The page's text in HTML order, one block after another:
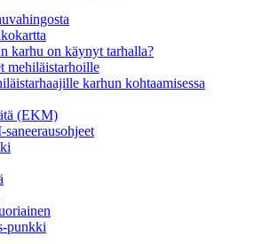
karhu on käynyt tarhalla?
mehiläistarhoille
karhun kohtaamisessa
(EKM)
punkki